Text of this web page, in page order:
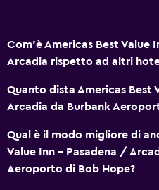
TV via cavo o satellitare
TV
Accessibilità
Non fumatori
Com'è Americas Best Value
Arcadia rispetto ad altri
Quanto dista Americas Best
Arcadia da Burbank
Qual è il modo migliore di
Value Inn - Pasadena /
Aeroporto di Bob Hope?